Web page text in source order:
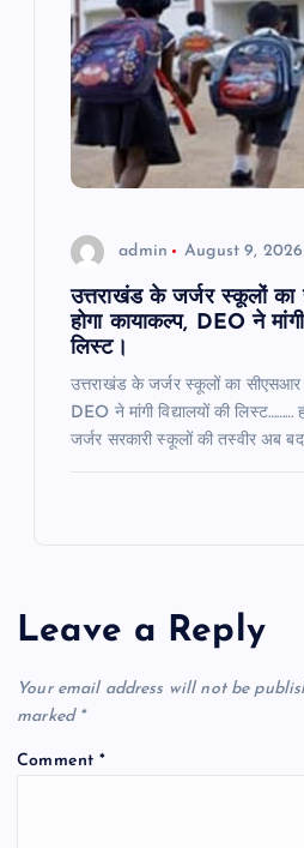
admin August 9, 2026
उत्तराखंड के जर्जर स्कूलों
होगा कायाकल्प, DEO ने मांगी
लिस्ट।
उत्तराखंड के जर्जर स्कूलों का सीएसआर
DEO ने मांगी विद्यालयों की लिस्ट………
जर्जर सरकारी स्कूलों की तस्वीर अब
Leave a Reply
Your email address will not be
marked *
Comment*